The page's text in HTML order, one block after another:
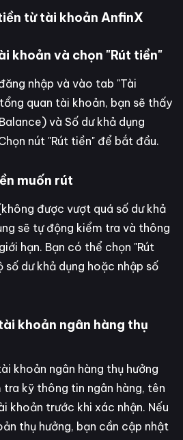
từ tài khoản AnfinX
khoản và chọn "Rút tiền"
nhập và vào tab "Tài
quan tài khoản, bạn sẽ thấy
và Số dư khả dụng
nút "Rút tiền" để bắt đầu.
muốn rút
được vượt quá số dư khả
sẽ tự động kiểm tra và thông
hạn. Bạn có thể chọn "Rút
dư khả dụng hoặc nhập số
khoản ngân hàng thụ
khoản ngân hàng thụ hưởng
tra kỹ thông tin ngân hàng, tên
khoản trước khi xác nhận. Nếu
thụ hưởng, bạn cần cập nhật